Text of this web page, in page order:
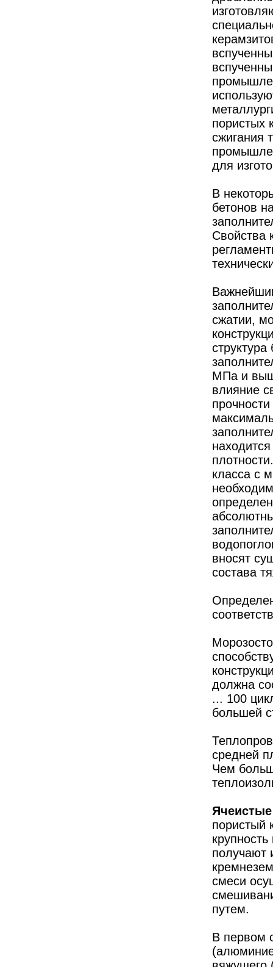
пористых
сжигания
для
В
бетонов
Свойства
сжатии,
МПа и
влияние
класса с
вносят
состава
должна
... 100
большей
средней
Чем
пористый
получают
смеси
путем.
В первом